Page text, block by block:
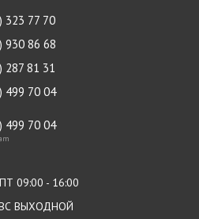
323 77 70
930 86 68
287 81 31
499 70 04
499 70 04
09:00 - 16:00
ВЫХОДНОЙ